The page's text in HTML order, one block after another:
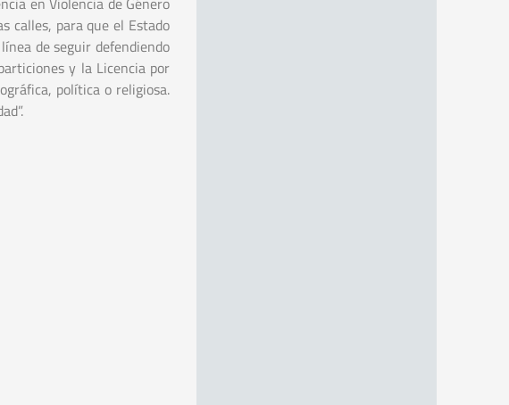
calles, para que el Estado
de seguir defendiendo
y la Licencia por
política o religiosa.